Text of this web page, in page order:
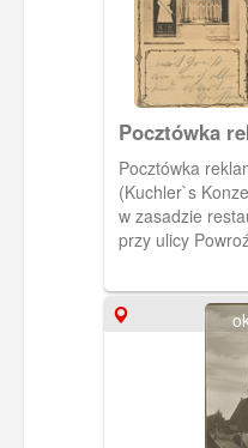
Pocztówka
Kuchler"
Pocztówka
(Kuchler`s
w zasadzie
przy ulicy